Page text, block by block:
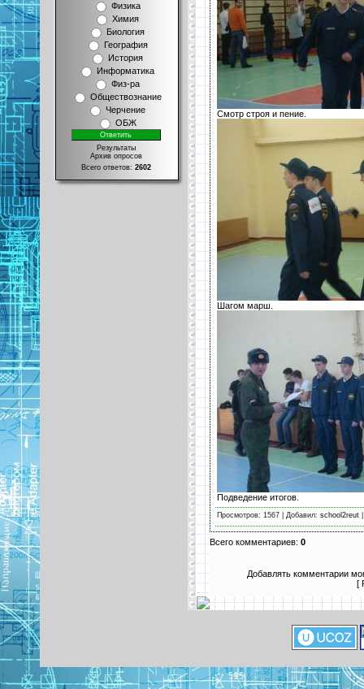
Физика
Химия
Биология
География
История
Информатика
Физ-ра
Обществознание
Черчение
ОБЖ
Результаты
Архив опросов
Всего ответов: 2602
Смотр строя и пение.
Шагом марш.
Подведение итогов.
Просмотров: 1567 | Добавил: school2reut
Всего комментариев: 0
Добавлять комментарии
[